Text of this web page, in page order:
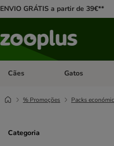
ENVIO GRÁTIS a partir de 39€**
Cães Abrir menu de
Gatos
% Promoções Packs
Categoria